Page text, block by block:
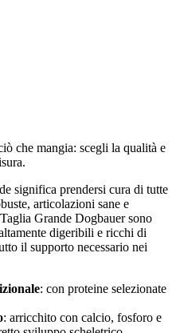
che mangia: scegli la qualità e
significa prendersi cura di tutte
articolazioni sane e
Grande Dogbauer sono
digeribili e ricchi di
il supporto necessario nei
: con proteine selezionate
: arricchito con calcio, fosforo e